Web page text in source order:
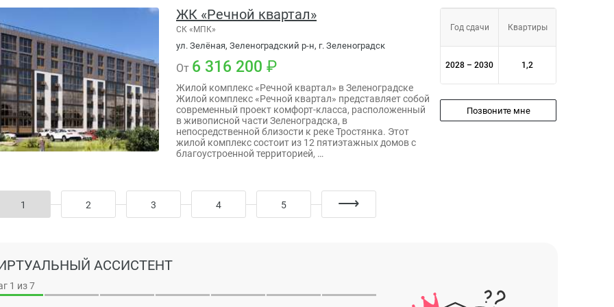
ЖК «Речной квартал»
СК «МПК»
ул. Зелёная, Зеленоградский р-н, г. Зеленоградск
От 6 316 200
Жилой комплекс «Речной квартал» в Зеленоградске
Жилой комплекс «Речной квартал» представляет собой
современный проект комфорт-класса, расположенный
в живописной части Зеленоградска, в
непосредственной близости к реке Тростянка. Этот
жилой комплекс состоит из 12 пятиэтажных домов с
благоустроенной территорией, …
Год сдачи Квартиры
2028 – 2030 1,2
Позвоните мне
1 2 3 4 5
АССИСТЕНТ
1 из 7